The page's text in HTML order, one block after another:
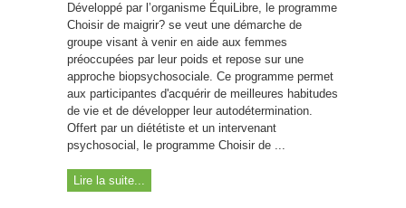
Développé par l’organisme ÉquiLibre, le programme
Choisir de maigrir? se veut une démarche de
groupe visant à venir en aide aux femmes
préoccupées par leur poids et repose sur une
approche biopsychosociale. Ce programme permet
aux participantes d'acquérir de meilleures habitudes
de vie et de développer leur autodétermination.
Offert par un diététiste et un intervenant
psychosocial, le programme Choisir de ...
Lire la suite...